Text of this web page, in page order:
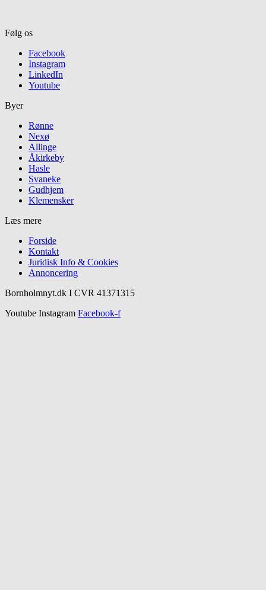
Følg os
Facebook
Instagram
LinkedIn
Youtube
Byer
Rønne
Nexø
Allinge
Åkirkeby
Hasle
Svaneke
Gudhjem
Klemensker
Læs mere
Forside
Kontakt
Juridisk Info & Cookies​
Annoncering
Bornholmnyt.dk I CVR 41371315
Youtube Instagram Facebook-f